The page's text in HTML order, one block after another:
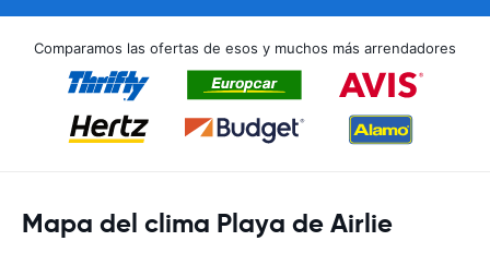
Comparamos las ofertas de esos y muchos más arrendadores
Mapa del clima Playa de Airlie